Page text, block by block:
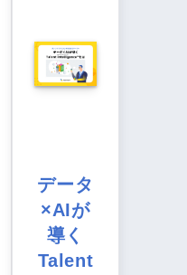
データ
×AIが
導く
Talent